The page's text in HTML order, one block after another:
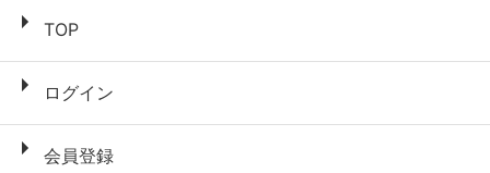
TOP
ログイン
会員登録